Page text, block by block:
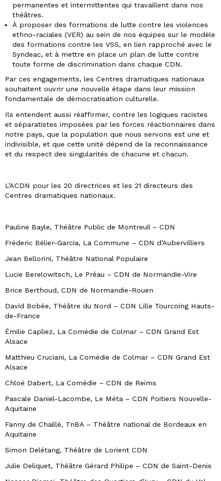
permanentes et intermittentes qui travaillent dans nos
théâtres.
À proposer des formations de lutte contre les violences
ethno-raciales (VER) au sein de nos équipes sur le modèle
des formations contre les VSS, en lien rapproché avec le
Syndeac, et à mettre en place un plan de lutte contre
toute forme de discrimination dans chaque CDN.
Par ces engagements, les Centres dramatiques nationaux
souhaitent ouvrir une nouvelle étape dans leur mission
fondamentale de démocratisation culturelle.
Ils entendent aussi réaffirmer, contre les logiques racistes
et séparatistes imposées par les forces réactionnaires dans
notre pays, que la population que nous servons est une et
indivisible, et que cette unité dépend de la reconnaissance
et du respect des singularités de chacune et chacun.
L’ACDN pour les 20 directrices et les 21 directeurs des
Centres dramatiques nationaux.
Pauline Bayle, Théâtre Public de Montreuil – CDN
Fréderic Bélier-Garcia, La Commune – CDN d’Aubervilliers
Jean Bellorini, Théâtre National Populaire
Lucie Berelowitsch, Le Préau – CDN de Normandie-Vire
Brice Berthoud, CDN de Normandie-Rouen
David Bobée, Théâtre du Nord – CDN Lille Tourcoing Hauts-
de-France
Émilie Capliez, La Comédie de Colmar – CDN Grand Est
Alsace
Matthieu Cruciani, La Comédie de Colmar – CDN Grand Est
Alsace
Chloé Dabert, La Comédie – CDN de Reims
Pascale Daniel-Lacombe, Le Méta – CDN Poitiers Nouvelle-
Aquitaine
Fanny de Chaillé, TnBA – Théâtre national de Bordeaux en
Aquitaine
Simon Delétang, Théâtre de Lorient CDN
Julie Deliquet, Théâtre Gérard Philipe – CDN de Saint-Denis